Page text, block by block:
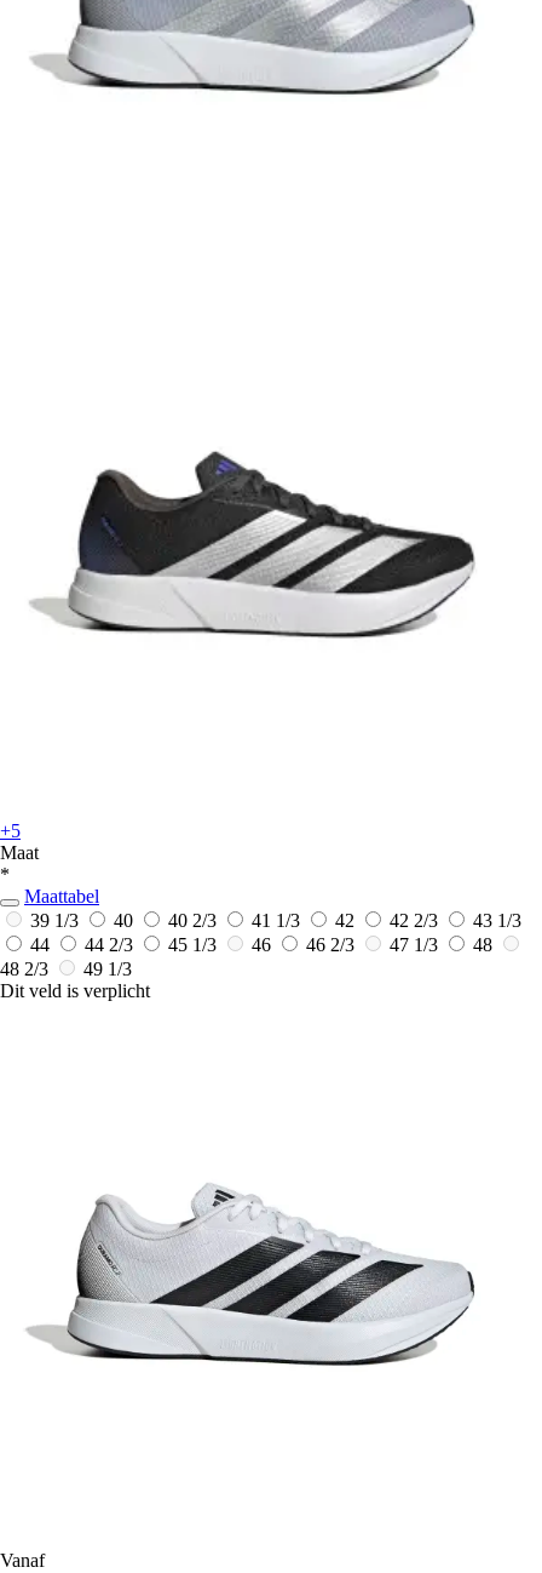
+5
Maat
*
Maattabel
39 1/3
40 40 2/3 41 1/3 42 42 2/3
43 1/3
44
44 2/3 45 1/3 46 46 2/3 47 1/3
48
48 2/3
49 1/3
Dit veld is verplicht
Vanaf